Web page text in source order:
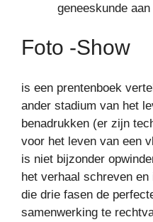
geneeskunde
Foto -show
is een prentenboek
ander stadium van het
benadrukken (er zijn
voor het leven van een
is niet bijzonder
het verhaal schreven
die drie fasen de
samenwerking te